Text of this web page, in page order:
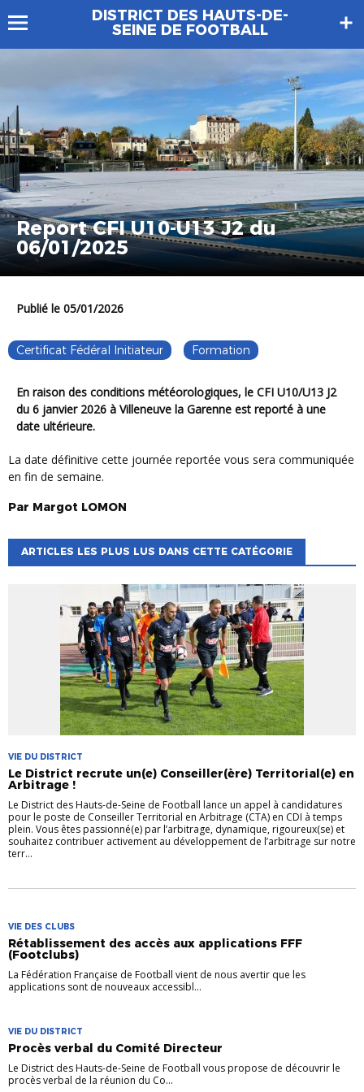
DISTRICT DES HAUTS-DE-
SEINE DE FOOTBALL
Report CFI U10-U13 J2 du
06/01/2025
Publié le 05/01/2026
Certificat Fédéral Initiateur Formation
En raison des conditions météorologiques, le CFI U10/U13 J2
du 6 janvier 2026 à Villeneuve la Garenne est reporté à une
date ultérieure.
La date définitive cette journée reportée vous sera communiquée
en fin de semaine.
Par Margot LOMON
ARTICLES LES PLUS LUS DANS CETTE CATÉGORIE
VIE DU DISTRICT
Le District recrute un(e) Conseiller(ère) Territorial(e) en
Arbitrage !
Le District des Hauts-de-Seine de Football lance un appel à candidatures
pour le poste de Conseiller Territorial en Arbitrage (CTA) en CDI à temps
plein. Vous êtes passionné(e) par l’arbitrage, dynamique, rigoureux(se) et
souhaitez contribuer activement au développement de l’arbitrage sur notre
terr...
VIE DES CLUBS
Rétablissement des accès aux applications FFF
(Footclubs)
La Fédération Française de Football vient de nous avertir que les
applications sont de nouveaux accessibl...
VIE DU DISTRICT
Procès verbal du Comité Directeur
Le District des Hauts-de-Seine de Football vous propose de découvrir le
procès verbal de la réunion du Co...